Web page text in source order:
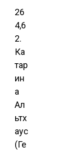
26
4,6
2.
Ка
тар
ин
а
Ал
ьтх
аус
(Ге